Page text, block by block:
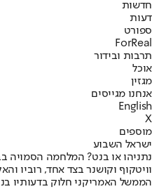
חדשות
דעות
ספורט
ForReal
תרבות ובידור
אוכל
מגזין
אנחנו מגייסים
English
X
מוספים
ישראל השבוע
נתניהו או בנט? המלחמה הסמויה
וויטקוף וקושנר בצד אחד, רוביו
הממשל האמריקני חלוק בדעותיו